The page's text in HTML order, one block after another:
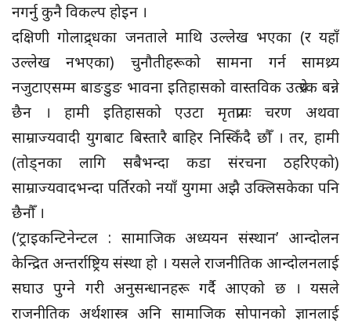
नगर्नु कुनै विकल्प होइन ।
दक्षिणी गोलाद्र्धका जनताले माथि उल्लेख भएका (र यहाँ
उल्लेख नभएका) चुनौतीहरूको सामना गर्न सामथ्र्य
नजुटाएसम्म बाङडुङ भावना इतिहासको वास्तविक उत्प्रेरक बन्ने
छैन । हामी इतिहासको एउटा मृतप्रायः चरण अथवा
साम्राज्यवादी युगबाट बिस्तारै बाहिर निस्किँदै छौँ । तर, हामी
(तोड्नका लागि सबैभन्दा कडा संरचना ठहरिएको)
साम्राज्यवादभन्दा पर्तिरको नयाँ युगमा अझै उक्लिसकेका पनि
छैनौँ ।
(‘ट्राइकन्टिनेन्टल : सामाजिक अध्ययन संस्थान’ आन्दोलन
केन्द्रित अन्तर्राष्ट्रिय संस्था हो । यसले राजनीतिक आन्दोलनलाई
सघाउ पुग्ने गरी अनुसन्धानहरू गर्दै आएको छ । यसले
राजनीतिक अर्थशास्त्र अनि सामाजिक सोपानको ज्ञानलाई